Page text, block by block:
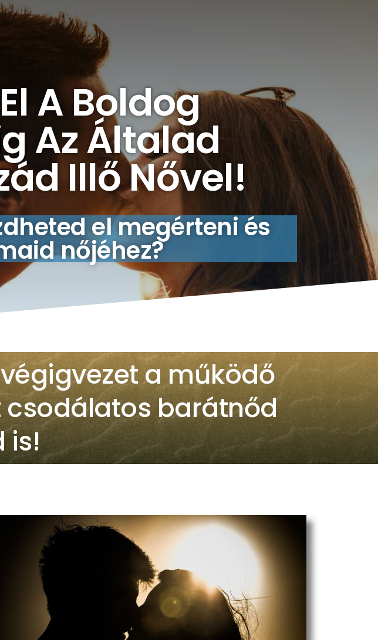
A Boldog
Az Általad
Illő Nővel!
el megérteni és
nőjéhez?
a működő
barátnőd
is!